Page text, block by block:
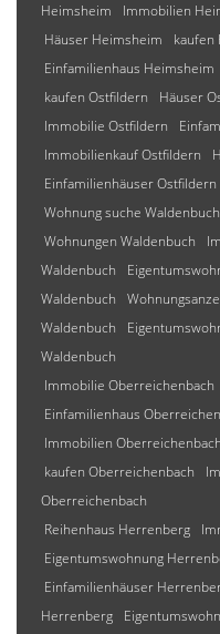
Heimsheim
Immobilien
Häuser Heimsheim
kaufen
Einfamilienhaus Heimsheim
kaufen Ostfildern
Häuser
Immobilie Ostfildern
Immobilienkauf Ostfildern
Einfamilienhäuser Ostfildern
Wohnung suche Waldenbuch
Wohnungen Waldenbuch
Waldenbuch
Waldenbuch
Waldenbuch
Waldenbuch
Immobilie Oberreichenbach
Einfamilienhaus
Immobilien Oberreichenbach
kaufen Oberreichenbach
Oberreichenbach
Reihenhaus Herrenberg
Eigentumswohnung
Einfamilienhäuser
Herrenberg